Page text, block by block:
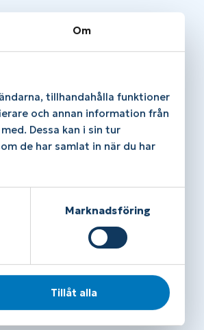
Om
tillhandahålla funktioner
och annan information från
Dessa kan i sin tur
de har samlat in när du har
Marknadsföring
Tillåt alla